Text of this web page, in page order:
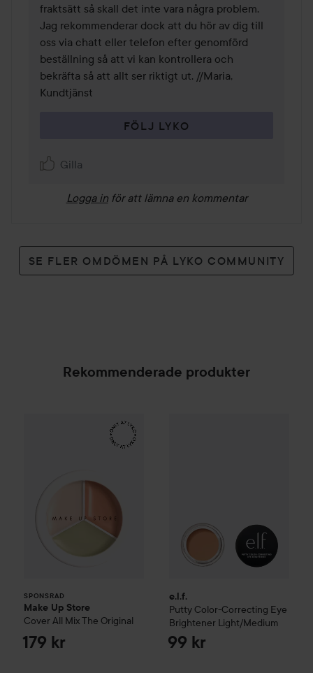
fraktsätt så skall det inte vara några problem.
Jag rekommenderar dock att du hör av dig till
oss via chatt eller telefon efter genomförd
beställning så att vi kan kontrollera och
bekräfta så att allt ser riktigt ut. //Maria,
Kundtjänst
FÖLJ LYKO
Gilla
Logga in för att lämna en kommentar
SE FLER OMDÖMEN PÅ LYKO COMMUNITY
Rekommenderade produkter
SPONSRAD
Make Up Store
Cover All MixThe Original
179 kr
Make Up Store
e.l.f.
Putty Color-Correcting Eye
Brightener Light/Medium
99 kr